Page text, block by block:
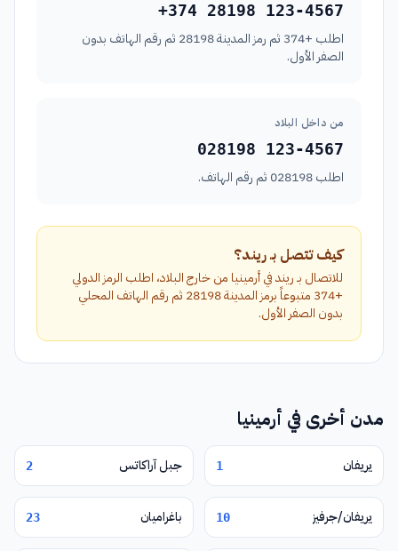
+374 28198 123-4567
اطلب +374 ثم رمز المدينة 28198 ثم رقم الهاتف بدون
الصفر الأول.
من داخل البلاد
028198 123-4567
اطلب 028198 ثم رقم الهاتف.
كيف تتصل بـ ريند؟
للاتصال بـ ريند في أرمينيا من خارج البلاد، اطلب الرمز الدولي
+374 متبوعاً برمز المدينة 28198 ثم رقم الهاتف المحلي
بدون الصفر الأول.
مدن أخرى في أرمينيا
يريفان 1 جبل آراكاتس 2
يريفان/جرفيز 10 باغراميان 23